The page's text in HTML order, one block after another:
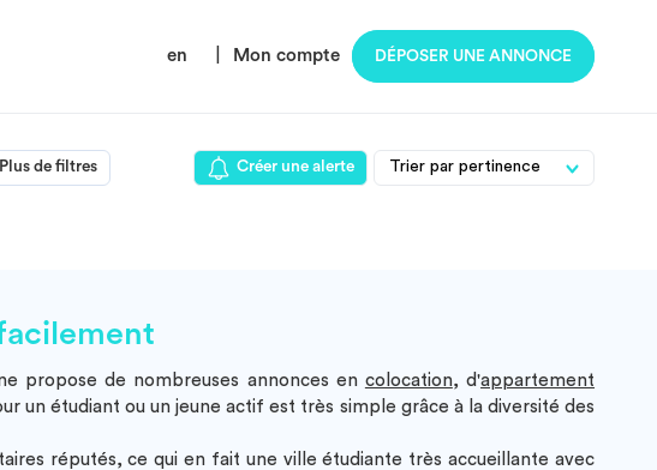
en Mon compte DÉPOSER UNE ANNONCE
Plus de filtres Créer une alerte
propose de nombreuses annonces en colocation, d'appartement
un étudiant ou un jeune actif est très simple grâce à la diversité des
réputés, ce qui en fait une ville étudiante très accueillante avec